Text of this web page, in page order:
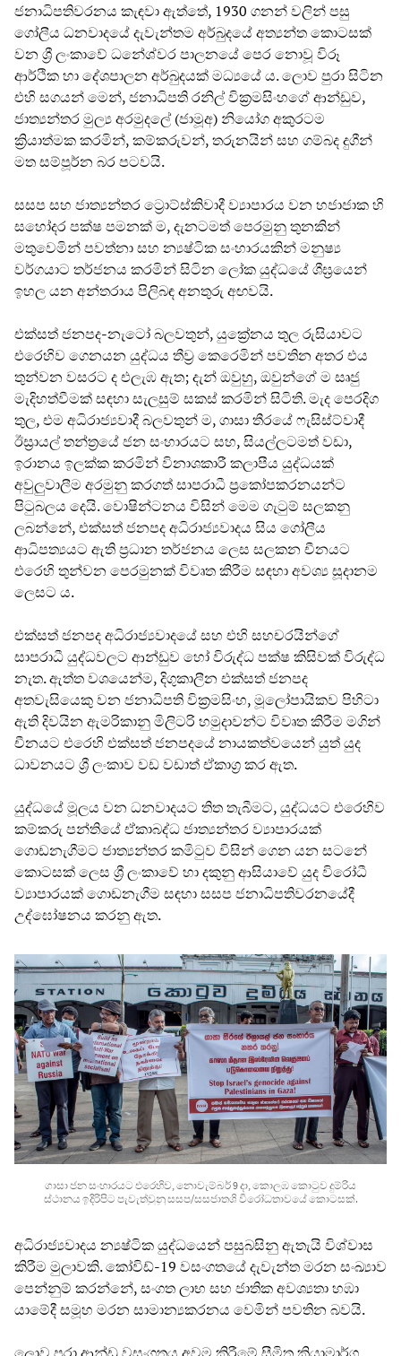
ජනාධිපතිවරනය කැඳවා ඇත්තේ, 1930 ගනන් වලින් පසු
ගෝලීය ධනවාදයේ දැවැන්තම අර්බුදයේ අත්‍යන්ත කොටසක්
වන ශ්‍රී ලංකාවේ ධනේශ්වර පාලනයේ පෙර නොවූ විරූ
ආර්ථික හා දේශපාලන අර්බුදයක් මධ්‍යයේ ය. ලොව පුරා සිටින
එහි සගයන් මෙන්, ජනාධිපති රනිල් වික්‍රමසිංහගේ ආන්ඩුව,
ජාත්‍යන්තර මුල්‍ය අරමුදලේ (ජාමූඅ) නියෝග අකුරටම
ක්‍රියාත්මක කරමින්, කම්කරුවන්, තරුනයින් සහ ගම්බද දුගීන්
මත සම්පූර්න බර පටවයි.
සසප සහ ජාත්‍යන්තර ට්‍රොට්ස්කිවාදී ව්‍යාපාරය වන හජාජාක හි
සහෝදර පක්ෂ පමනක් ම, දැනටමත් පෙරමුනු තුනකින්
මතුවෙමින් පවත්නා සහ න්‍යෂ්ටික සංහාරයකින් මනුෂ්‍ය
වර්ගයාට තර්ජනය කරමින් සිටින ලෝක යුද්ධයේ ශීඝ්‍රයෙන්
ඉහල යන අන්තරාය පිලිබඳ අනතුරු අඟවයි.
එක්සත් ජනපද-නැටෝ බලවතුන්, යුක්‍රේනය තුල රුසියාවට
එරෙහිව ගෙනයන යුද්ධය තීව්‍ර කෙරෙමින් පවතින අතර එය
තුන්වන වසරට ද එලැඹ ඇත; දැන් ඔවුහු, ඔවුන්ගේ ම සෘජු
මැදිහත්වීමක් සඳහා සැලසුම් සකස් කරමින් සිටිති. මැද පෙරදිග
තුල, එම අධිරාජ්‍යවාදී බලවතුන් ම, ගාසා තීරයේ ෆැසිස්ට්වාදී
ඊස්‍රායල් තන්ත්‍රයේ ජන සංහාරයට සහ, සියල්ලටමත් වඩා,
ඉරානය ඉලක්ක කරමින් විනාශකාරී කලාපීය යුද්ධයක්
අවුලුවාලීම අරමුනු කරගත් සාපරාධී ප්‍රකෝපකරනයන්ට
පිටුබලය දෙයි. වොෂින්ටනය විසින් මෙම ගැටුම් සලකනු
ලබන්නේ, එක්සත් ජනපද අධිරාජ්‍යවාදය සිය ගෝලීය
ආධිපත්‍යයට ඇති ප්‍රධාන තර්ජනය ලෙස සලකන චීනයට
එරෙහි තුන්වන පෙරමුනක් විවෘත කිරීම සඳහා අවශ්‍ය සූදානම
ලෙසට ය.
එක්සත් ජනපද අධිරාජ්‍යවාදයේ සහ එහි සහචරයින්ගේ
සාපරාධී යුද්ධවලට ආන්ඩුව හෝ විරුද්ධ පක්ෂ කිසිවක් විරුද්ධ
නැත. ඇත්ත වශයෙන්ම, දිගුකාලීන එක්සත් ජනපද
අතවැසියෙකු වන ජනාධිපති වික්‍රමසිංහ, මූලෝපායිකව පිහිටා
ඇති දිවයින ඇමරිකානු මිලිටරි හමුදාවන්ට විවෘත කිරීම මගින්
චීනයට එරෙහි එක්සත් ජනපදයේ නායකත්වයෙන් යුත් යුද
ධාවනයට ශ්‍රී ලංකාව වඩ වඩාත් ඒකාග්‍ර කර ඇත.
යුද්ධයේ මූලය වන ධනවාදයට තිත තැබීමට, යුද්ධයට එරෙහිව
කම්කරු පන්තියේ ඒකාබද්ධ ජාත්‍යන්තර ව්‍යාපාරයක්
ගොඩනැගීමට ජාත්‍යන්තර කමිටුව විසින් ගෙන යන සටනේ
කොටසක් ලෙස ශ්‍රී ලංකාවේ හා දකුනු ආසියාවේ යුද විරෝධී
ව්‍යාපාරයක් ගොඩනැගීම සඳහා සසප ජනාධිපතිවරනයේදී
උද්ඝෝෂනය කරනු ඇත.
ගාසා ජන සංහාරයට එරෙහිව, නොවැම්බර් 9 දා, කොලඹ කොටුව දුම්රිය
ස්ථානය ඉදිරිපිට පැවැත්වුනු සසප/සසජාතශි විරෝධතාවයේ කොටසක්.
අධිරාජ්‍යවාදය න්‍යෂ්ටික යුද්ධයෙන් පසුබසිනු ඇතැයි විශ්වාස
කිරීම මුලාවකි. කෝවිඩ්-19 වසංගතයේ දැවැන්ත මරන සංඛ්‍යාව
පෙන්නුම් කරන්නේ, සංගත ලාභ සහ ජාතික අවශ්‍යතා හඹා
යාමේදී සමූහ මරන සාමාන්‍යකරනය වෙමින් පවතින බවයි.